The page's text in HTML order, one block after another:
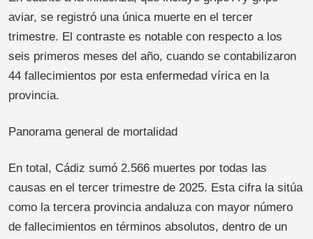
aviar, se registró una única muerte en el tercer
trimestre. El contraste es notable con respecto a los
seis primeros meses del año, cuando se contabilizaron
44 fallecimientos por esta enfermedad vírica en la
provincia.
Panorama general de mortalidad
En total, Cádiz sumó 2.566 muertes por todas las
causas en el tercer trimestre de 2025. Esta cifra la sitúa
como la tercera provincia andaluza con mayor número
de fallecimientos en términos absolutos, dentro de un